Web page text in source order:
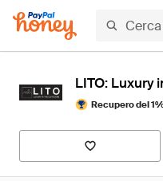
LITO: Luxury
Recupero del